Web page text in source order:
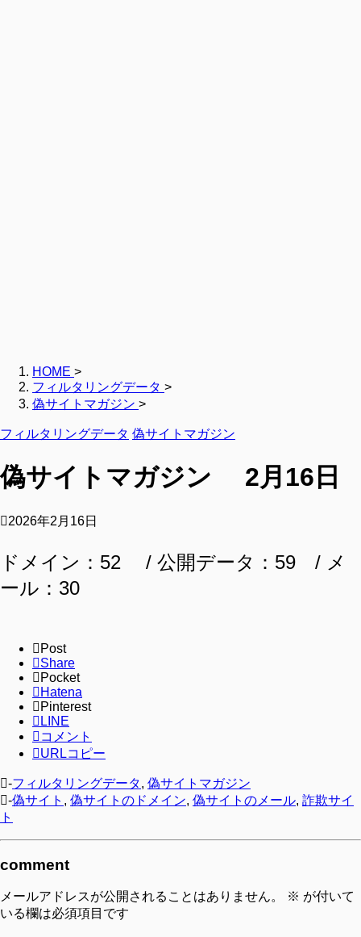
HOME >
フィルタリングデータ >
偽サイトマガジン >
フィルタリングデータ 偽サイトマガジン
偽サイトマガジン 2月16日
2026年2月16日
ドメイン：52 / 公開データ：59 / メ
ール：30
Post
Share
Pocket
Hatena
Pinterest
LINE
コメント
URLコピー
-フィルタリングデータ, 偽サイトマガジン
-偽サイト , 偽サイトのドメイン, 偽サイトのメール, 詐欺サイ
ト
comment
メールアドレスが公開されることはありません。 ※ が付いて
いる欄は必須項目です